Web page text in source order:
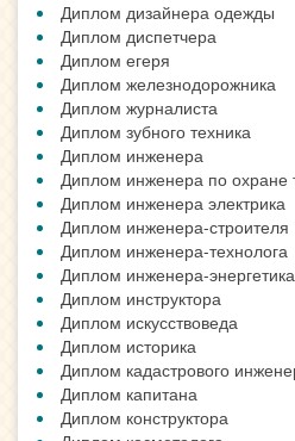
Диплом дизайнера одежды
Диплом диспетчера
Диплом егеря
Диплом железнодорожника
Диплом журналиста
Диплом зубного техника
Диплом инженера
Диплом инженера по охране
Диплом инженера электрика
Диплом инженера-строителя
Диплом инженера-технолога
Диплом инженера-энергетика
Диплом инструктора
Диплом искусствоведа
Диплом историка
Диплом кадастрового
Диплом капитана
Диплом конструктора